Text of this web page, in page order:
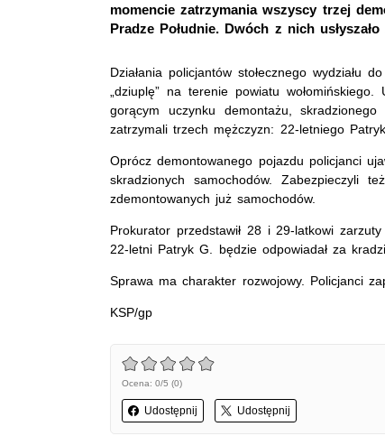
momencie zatrzymania wszyscy trzej
Pradze Południe. Dwóch z nich
Działania policjantów stołecznego wydziału
„dziuplę” na terenie powiatu
gorącym uczynku demontażu,
zatrzymali trzech mężczyzn: 22-letniego
Oprócz demontowanego pojazdu policjanci
skradzionych samochodów. Zabezpieczyli
zdemontowanych już samochodów.
Prokurator przedstawił 28 i 29-latkowi
22-letni Patryk G. będzie odpowiadał za
Sprawa ma charakter rozwojowy. Policjanci
KSP/gp
Ocena: 0/5 (0)
Udostępnij Udostępnij